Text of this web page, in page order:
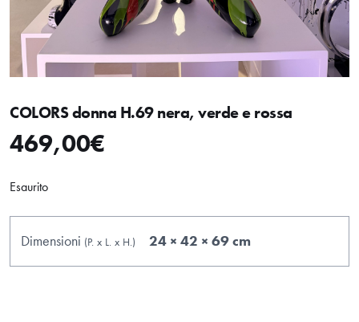
COLORS donna H.69 nera, verde e rossa
469,00€
Esaurito
Dimensioni (P. x L. x H.) 24 × 42 × 69 cm